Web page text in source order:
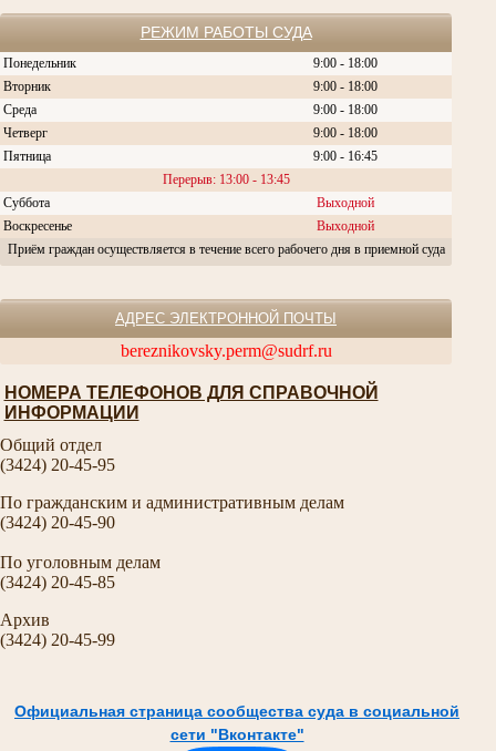
РЕЖИМ РАБОТЫ СУДА
Понедельник
9:00 - 18:00
Вторник
9:00 - 18:00
Среда
9:00 - 18:00
Четверг
9:00 - 18:00
Пятница
9:00 - 16:45
Перерыв: 13:00 - 13:45
Суббота
Выходной
Воскресенье
Выходной
Приём граждан осуществляется в течение всего рабочего дня в приемной суда
АДРЕС ЭЛЕКТРОННОЙ ПОЧТЫ
bereznikovsky.perm@sudrf.ru
НОМЕРА ТЕЛЕФОНОВ ДЛЯ СПРАВОЧНОЙ
ИНФОРМАЦИИ
Общий отдел
(3424) 20-45-95
По гражданским и административным делам
(3424) 20-45-90
По уголовным делам
(3424) 20-45-85
Архив
(3424) 20-45-99
Официальная страница сообщества суда в социальной
сети "Вконтакте"